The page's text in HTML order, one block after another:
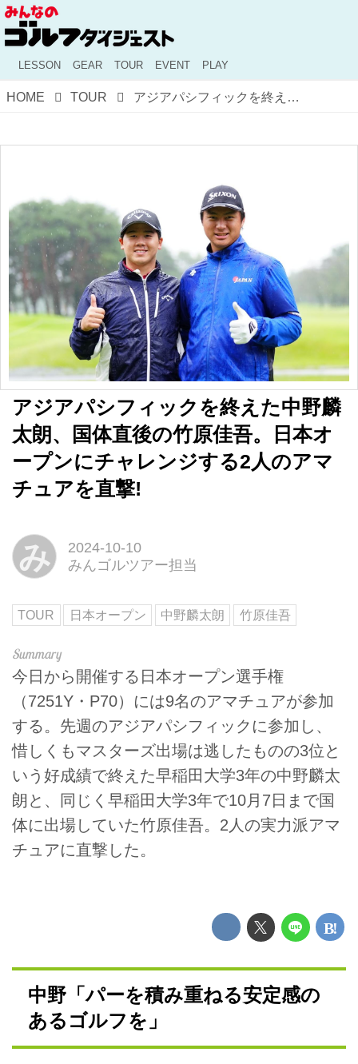
LESSON GEAR TOUR EVENT PLAY
HOME TOUR アジアパシフィックを終えた中野麟太朗、国体直後の竹原佳吾。日本オープンにチャレンジする2人のアマチュアを直撃!
アジアパシフィックを終えた中野麟
太朗、国体直後の竹原佳吾。日本オ
ープンにチャレンジする2人のアマ
チュアを直撃!
み
2024-10-10
みんゴルツアー担当
TOUR 日本オープン 中野麟太朗 竹原佳吾
今日から開催する日本オープン選手権
（7251Y・P70）には9名のアマチュアが参加
する。先週のアジアパシフィックに参加し、
惜しくもマスターズ出場は逃したものの3位と
いう好成績で終えた早稲田大学3年の中野麟太
朗と、同じく早稲田大学3年で10月7日まで国
体に出場していた竹原佳吾。2人の実力派アマ
チュアに直撃した。
中野「パーを積み重ねる安定感の
あるゴルフを」